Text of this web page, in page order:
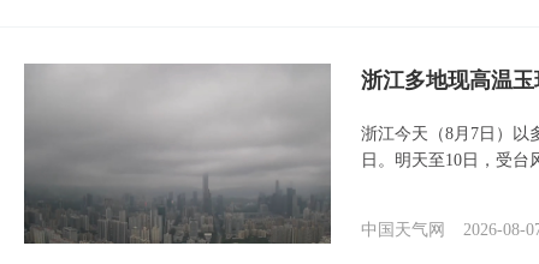
浙江多地现高温
浙江今天（8月7日）以
日。明天至10日，受台
中国天气网 2026-08-